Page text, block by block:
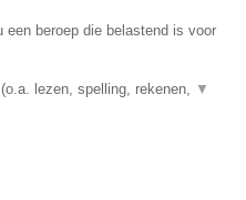
een beroep die belastend is voor
lezen, spelling, rekenen, ▼